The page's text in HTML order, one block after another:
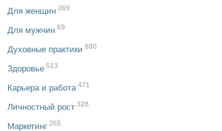
Для женщин 269
Для мужчин 69
Духовные практики 880
Здоровье 513
Карьера и работа 471
Личностный рост 328
Маркетинг 265